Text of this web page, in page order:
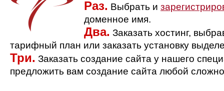
Раз. Выбрать и
доменное имя.
Два. Заказать хостинг,
тарифный план или заказать установку
Три. Заказать создание сайта у нашего
предложить вам создание сайта любой